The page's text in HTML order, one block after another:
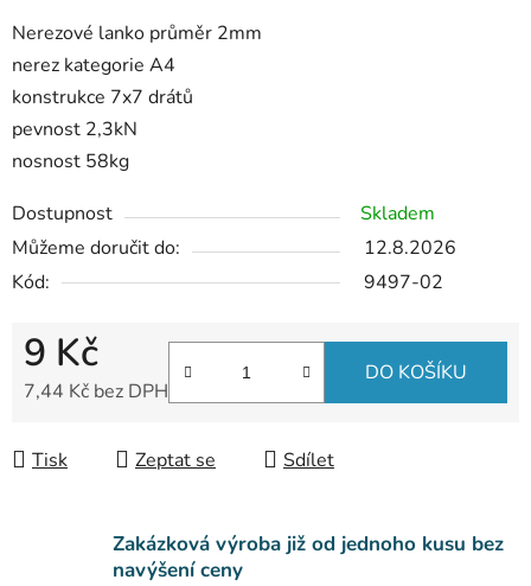
Nerezové lanko průměr 2mm
nerez kategorie A4
konstrukce 7x7 drátů
pevnost 2,3kN
nosnost 58kg
Dostupnost
Skladem
Můžeme doručit do:
12.8.2026
Kód:
9497-02
9 Kč
7,44 Kč bez DPH
DO KOŠÍKU
Tisk Zeptat se Sdílet
Zakázková výroba již od jednoho kusu bez
navýšení ceny